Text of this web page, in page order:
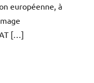
européenne, à
[…]